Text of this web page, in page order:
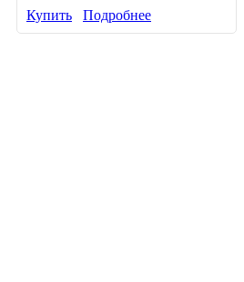
Купить
Подробнее